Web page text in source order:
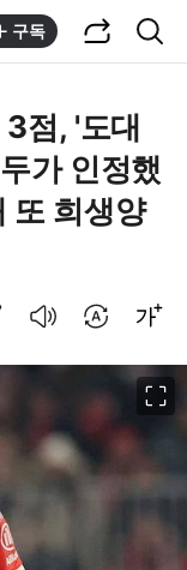
구독
점, '도대
가 인정했
또 희생양